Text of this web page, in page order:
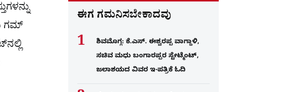
ಗಮ್​
ಈಗ ಗಮನಿಸಬೇಕಾದವು
ಶಿವಮೊಗ್ಗ: ಕೆ.ಎಸ್. ಈಶ್ವರಪ್ಪ ವಾಗ್ದಾಳಿ,
ಸಚಿವ ಮಧು ಬಂಗಾರಪ್ಪರ ಸ್ಟೇಟ್ಮೆಂಟ್,
ಜಲಾಶಯದ ವಿವರ ಇ-ಪತ್ರಿಕೆ ಓದಿ